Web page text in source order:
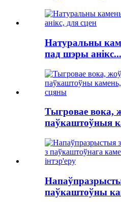
Натуральны
пад шэры анікс...
Тыгровае вока,
паўкаштоўныя
паўкаштоўны